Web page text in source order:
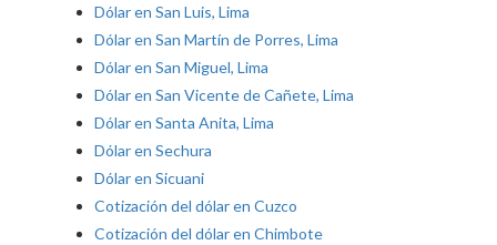
Dólar en San Luis, Lima
Dólar en San Martín de Porres, Lima
Dólar en San Miguel, Lima
Dólar en San Vicente de Cañete, Lima
Dólar en Santa Anita, Lima
Dólar en Sechura
Dólar en Sicuani
Cotización del dólar en Cuzco
Cotización del dólar en Chimbote